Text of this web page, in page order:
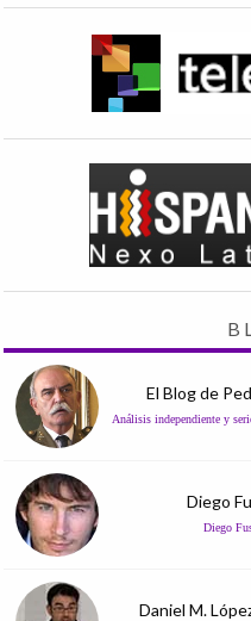
El Blog de
Análisis independiente y
Diego
Diego
Daniel M.